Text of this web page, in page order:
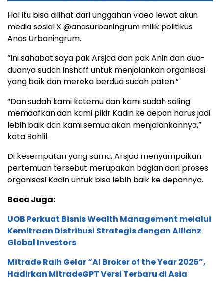
Hal itu bisa dilihat dari unggahan video lewat akun
media sosial X @anasurbaningrum milik politikus
Anas Urbaningrum.
“Ini sahabat saya pak Arsjad dan pak Anin dan dua-
duanya sudah inshaff untuk menjalankan organisasi
yang baik dan mereka berdua sudah paten.”
“Dan sudah kami ketemu dan kami sudah saling
memaafkan dan kami pikir Kadin ke depan harus jadi
lebih baik dan kami semua akan menjalankannya,”
kata Bahlil.
Di kesempatan yang sama, Arsjad menyampaikan
pertemuan tersebut merupakan bagian dari proses
organisasi Kadin untuk bisa lebih baik ke depannya.
Baca Juga:
UOB Perkuat Bisnis Wealth Management melalui
Kemitraan Distribusi Strategis dengan Allianz
Global Investors
Mitrade Raih Gelar “AI Broker of the Year 2026”,
Hadirkan MitradeGPT Versi Terbaru di Asia